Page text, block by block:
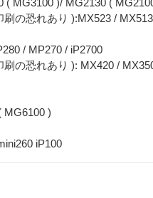
( MG3100 )/ MG2130 (
の恐れあり ):MX523 / MX513
/ MP270 / iP2700
の恐れあり ): MX420 /
MG6100 )
iP100